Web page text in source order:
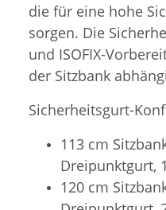
die für eine hohe
sorgen. Die
und ISOFIX-
der Sitzbank
Sicherheitsgurt-
113 cm
Dreipunktgurt,
120 cm